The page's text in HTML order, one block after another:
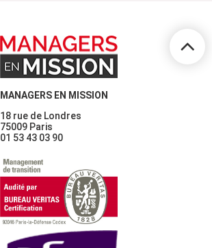
MANAGERS EN MISSION
18 rue de Londres
75009 Paris
01 53 43 03 90